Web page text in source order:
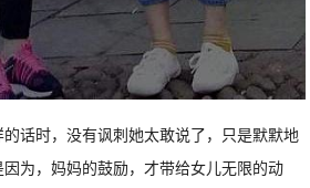
话时，没有讽刺她太敢说了，只是默默地
为，妈妈的鼓励，才带给女儿无限的动